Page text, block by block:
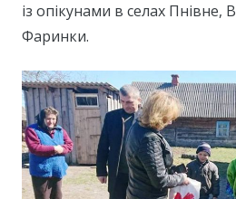
із опікунами в селах Пнівне,
Фаринки.